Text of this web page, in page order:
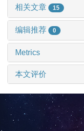
相关文章 15
编辑推荐 0
Metrics
本文评价